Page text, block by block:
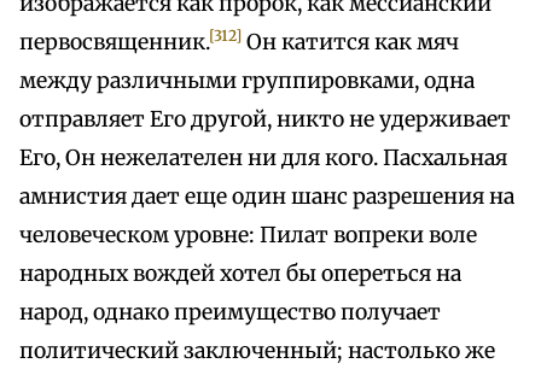
первосвященник.[312] Он катится как мяч
между различными группировками, одна
отправляет Его другой, никто не удерживает
Его, Он нежелателен ни для кого. Пасхальная
амнистия дает еще один шанс разрешения на
человеческом уровне: Пилат вопреки воле
народных вождей хотел бы опереться на
народ, однако преимущество получает
политический заключенный; настолько же